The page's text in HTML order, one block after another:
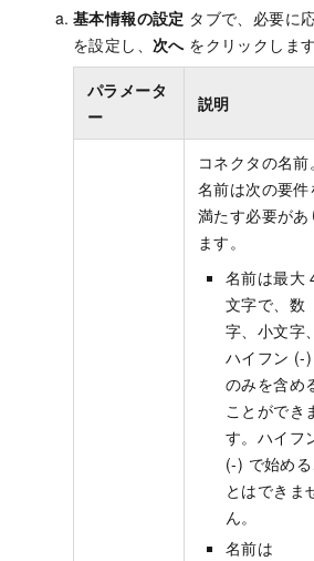
基本情報の設定 タブで、必要に
を設定し、 次へをクリックします
パラメータ
ー
説明
コネクタの名前。
名前は次の要件
満たす必要があ
ます。
名前は最大
文字で、数
字、小文字、
ハイフン (-)
のみを含め
ことができ
す。ハイフ
(-) で始める
とはできま
ん。
名前は